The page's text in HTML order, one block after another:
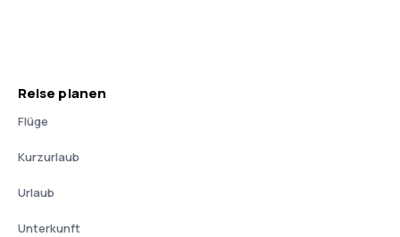
Reise planen
Flüge
Kurzurlaub
Urlaub
Unterkunft